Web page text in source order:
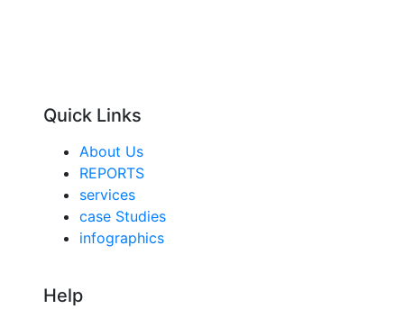
Quick Links
About Us
REPORTS
services
case Studies
infographics
Help